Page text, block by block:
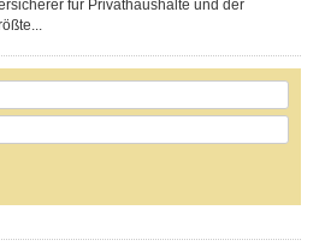
für Privathaushalte und der